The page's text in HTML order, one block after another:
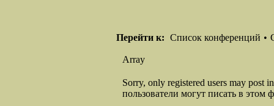
Перейти к: Список конференций •
Array
Sorry, only registered users may post
пользователи могут писать в этом